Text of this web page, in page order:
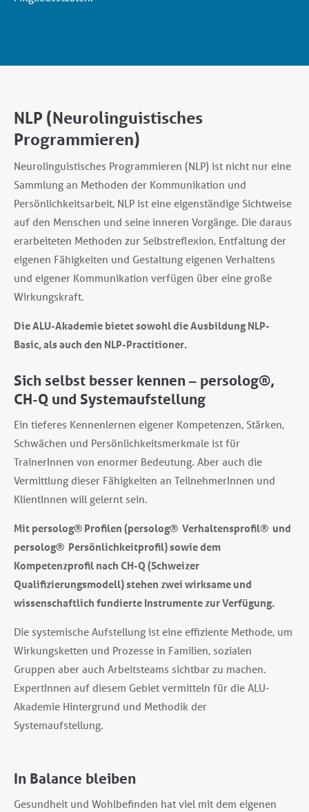
NLP (Neurolinguistisches
Programmieren)
Neurolinguistisches Programmieren (NLP) ist nicht nur eine
Sammlung an Methoden der Kommunikation und
Persönlichkeitsarbeit, NLP ist eine eigenständige Sichtweise
auf den Menschen und seine inneren Vorgänge. Die daraus
erarbeiteten Methoden zur Selbstreflexion, Entfaltung der
eigenen Fähigkeiten und Gestaltung eigenen Verhaltens
und eigener Kommunikation verfügen über eine große
Wirkungskraft.
Die ALU-Akademie bietet sowohl die Ausbildung NLP-
Basic, als auch den NLP-Practitioner.
Sich selbst besser kennen – persolog®,
CH-Q und Systemaufstellung
Ein tieferes Kennenlernen eigener Kompetenzen, Stärken,
Schwächen und Persönlichkeitsmerkmale ist für
TrainerInnen von enormer Bedeutung. Aber auch die
Vermittlung dieser Fähigkeiten an TeilnehmerInnen und
KlientInnen will gelernt sein.
Mit persolog® Profilen (persolog® Verhaltensprofil® und
persolog® Persönlichkeitprofil) sowie dem
Kompetenzprofil nach CH-Q (Schweizer
Qualifizierungsmodell) stehen zwei wirksame und
wissenschaftlich fundierte Instrumente zur Verfügung.
Die systemische Aufstellung ist eine effiziente Methode, um
Wirkungsketten und Prozesse in Familien, sozialen
Gruppen aber auch Arbeitsteams sichtbar zu machen.
ExpertInnen auf diesem Gebiet vermitteln für die ALU-
Akademie Hintergrund und Methodik der
Systemaufstellung.
In Balance bleiben
Gesundheit und Wohlbefinden hat viel mit dem eigenen